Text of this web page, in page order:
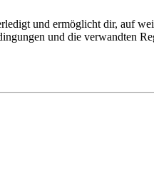
und ermöglicht dir, auf
und die verwandten